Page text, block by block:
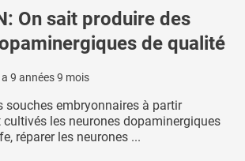
On sait produire des
de qualité
9 années 9 mois
souches embryonnaires à partir
cultivés les neurones dopaminergiques
réparer les neurones ...